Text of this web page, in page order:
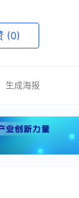
(0)
生成海报